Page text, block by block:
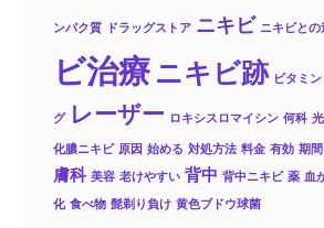
ンパク質 ドラッグストア ニキビ ニキビとの
ビ治療 ニキビ跡 ビタミン
グ レーザー ロキシスロマイシン 何科
化膿ニキビ 原因 始める 対処方法 料金 有効 期間
膚科 美容 老けやすい 背中 背中ニキビ 薬 血
化 食べ物 髭剃り負け 黄色ブドウ球菌